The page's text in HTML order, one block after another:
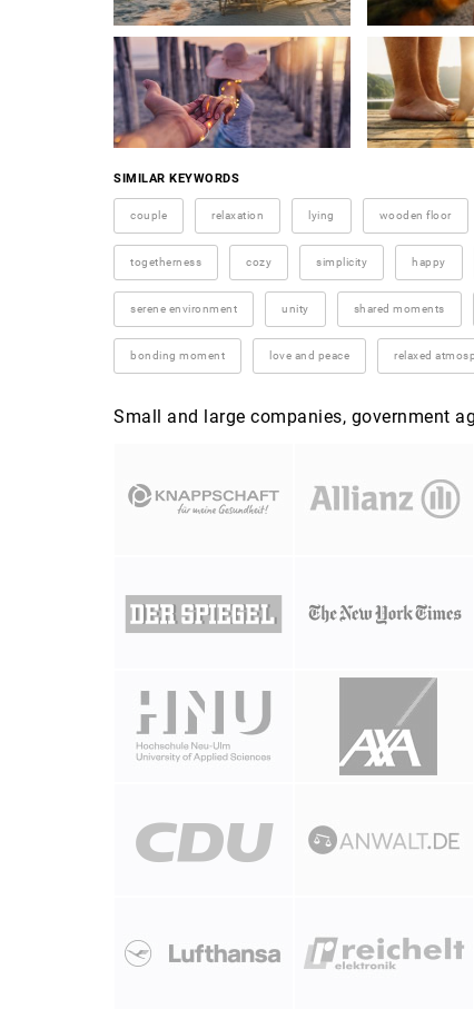
SIMILAR KEYWORDS
couple relaxation lying wooden floor
togetherness cozy simplicity happy
serene environment unity shared moments
bonding moment love and peace relaxed
Small and large companies, government